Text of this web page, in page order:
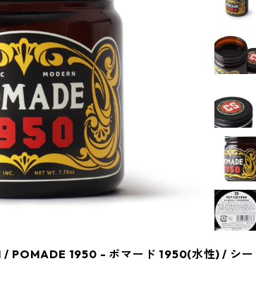
/ POMADE 1950 - ポマード 1950(水性) / シー